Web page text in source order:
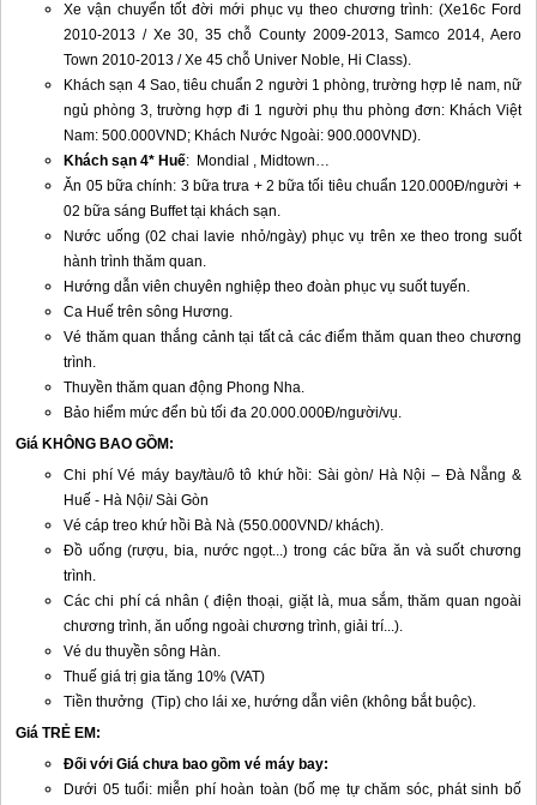
Xe vận chuyển tốt đời mới phục vụ theo chương trình: (Xe16c Ford
2010-2013 / Xe 30, 35 chỗ County 2009-2013, Samco 2014, Aero
Town 2010-2013 / Xe 45 chỗ Univer Noble, Hi Class).
Khách sạn 4 Sao, tiêu chuẩn 2 người 1 phòng, trường hợp lẻ nam, nữ
ngủ phòng 3, trường hợp đi 1 người phụ thu phòng đơn: Khách Việt
Nam: 500.000VND; Khách Nước Ngoài: 900.000VND).
Khách sạn 4* Huế: Mondial , Midtown…
Ăn 05 bữa chính: 3 bữa trưa + 2 bữa tối tiêu chuẩn 120.000Đ/người +
02 bữa sáng Buffet tại khách sạn.
Nước uống (02 chai lavie nhỏ/ngày) phục vụ trên xe theo trong suốt
hành trình thăm quan.
Hướng dẫn viên chuyên nghiệp theo đoàn phục vụ suốt tuyến.
Ca Huế trên sông Hương.
Vé thăm quan thắng cảnh tại tất cả các điểm thăm quan theo chương
trình.
Thuyền thăm quan động Phong Nha.
Bảo hiểm mức đển bù tối đa 20.000.000Đ/người/vụ.
Giá KHÔNG BAO GỒM:
Chi phí Vé máy bay/tàu/ô tô khứ hồi: Sài gòn/ Hà Nội – Đà Nẵng &
Huế - Hà Nội/ Sài Gòn
Vé cáp treo khứ hồi Bà Nà (550.000VND/ khách).
Đồ uống (rượu, bia, nước ngọt...) trong các bữa ăn và suốt chương
trình.
Các chi phí cá nhân ( điện thoại, giặt là, mua sắm, thăm quan ngoài
chương trình, ăn uống ngoài chương trình, giải trí...).
Vé du thuyền sông Hàn.
Thuế giá trị gia tăng 10% (VAT)
Tiền thưởng (Tip) cho lái xe, hướng dẫn viên (không bắt buộc).
Giá TRẺ EM:
Đối với Giá chưa bao gồm vé máy bay:
Dưới 05 tuổi: miễn phí hoàn toàn (bố mẹ tự chăm sóc, phát sinh bố